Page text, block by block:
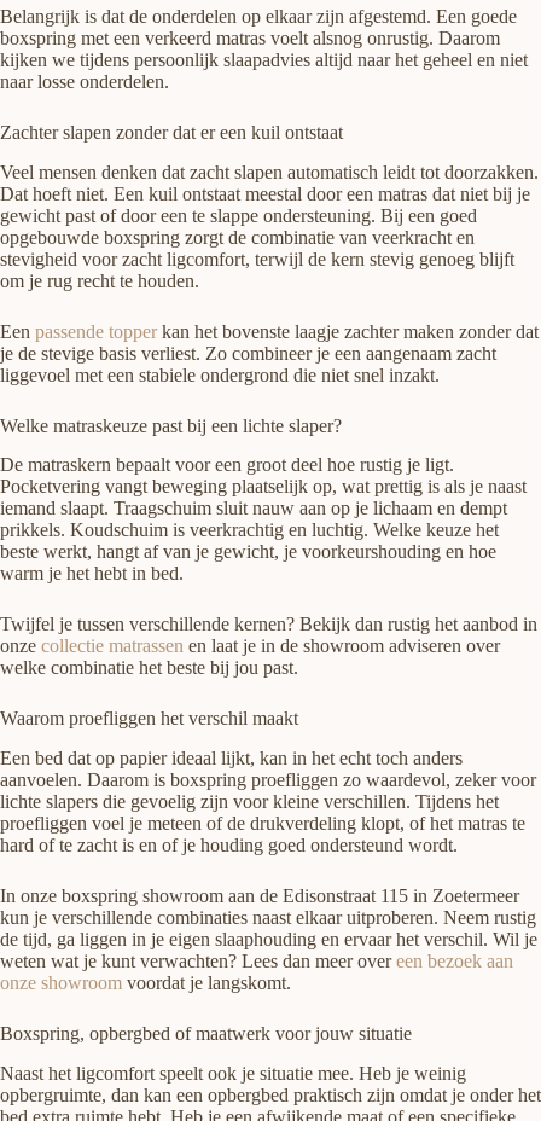
Belangrijk is dat de onderdelen op elkaar zijn afgestemd. Een goede
boxspring met een verkeerd matras voelt alsnog onrustig. Daarom
kijken we tijdens persoonlijk slaapadvies altijd naar het geheel en niet
naar losse onderdelen.
Zachter slapen zonder dat er een kuil ontstaat
Veel mensen denken dat zacht slapen automatisch leidt tot doorzakken.
Dat hoeft niet. Een kuil ontstaat meestal door een matras dat niet bij je
gewicht past of door een te slappe ondersteuning. Bij een goed
opgebouwde boxspring zorgt de combinatie van veerkracht en
stevigheid voor zacht ligcomfort, terwijl de kern stevig genoeg blijft
om je rug recht te houden.
Een passende topperkan het bovenste laagje zachter maken zonder dat
je de stevige basis verliest. Zo combineer je een aangenaam zacht
liggevoel met een stabiele ondergrond die niet snel inzakt.
Welke matraskeuze past bij een lichte slaper?
De matraskern bepaalt voor een groot deel hoe rustig je ligt.
Pocketvering vangt beweging plaatselijk op, wat prettig is als je naast
iemand slaapt. Traagschuim sluit nauw aan op je lichaam en dempt
prikkels. Koudschuim is veerkrachtig en luchtig. Welke keuze het
beste werkt, hangt af van je gewicht, je voorkeurshouding en hoe
warm je het hebt in bed.
Twijfel je tussen verschillende kernen? Bekijk dan rustig het aanbod in
onze collectie matrassen en laat je in de showroom adviseren over
welke combinatie het beste bij jou past.
Waarom proefliggen het verschil maakt
Een bed dat op papier ideaal lijkt, kan in het echt toch anders
aanvoelen. Daarom is boxspring proefliggen zo waardevol, zeker voor
lichte slapers die gevoelig zijn voor kleine verschillen. Tijdens het
proefliggen voel je meteen of de drukverdeling klopt, of het matras te
hard of te zacht is en of je houding goed ondersteund wordt.
In onze boxspring showroom aan de Edisonstraat 115 in Zoetermeer
kun je verschillende combinaties naast elkaar uitproberen. Neem rustig
de tijd, ga liggen in je eigen slaaphouding en ervaar het verschil. Wil je
weten wat je kunt verwachten? Lees dan meer overeen bezoek aan
onze showroom voordat je langskomt.
Boxspring, opbergbed of maatwerk voor jouw situatie
Naast het ligcomfort speelt ook je situatie mee. Heb je weinig
opbergruimte, dan kan een opbergbed praktisch zijn omdat je onder het
bed extra ruimte hebt. Heb je een afwijkende maat of een specifieke